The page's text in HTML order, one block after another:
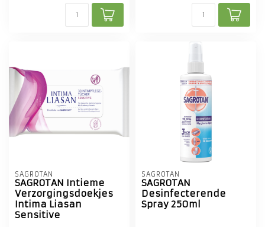
SAGROTAN
SAGROTAN Intieme
Verzorgingsdoekjes
Intima Liasan
Sensitive
SAGROTAN
SAGROTAN
Desinfecterende
Spray 250ml